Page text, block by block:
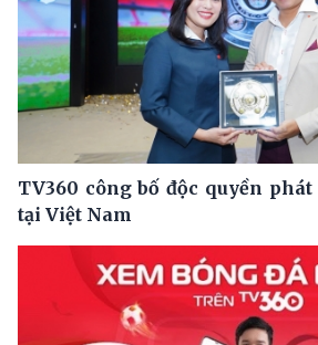
TV360 công bố độc quyền
tại Việt Nam